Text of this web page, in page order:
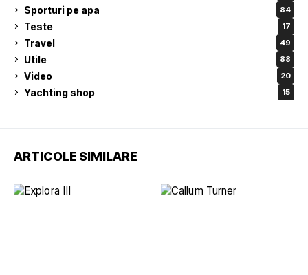
Sporturi pe apa 84
Teste 17
Travel 49
Utile 88
Video 20
Yachting shop 15
ARTICOLE SIMILARE